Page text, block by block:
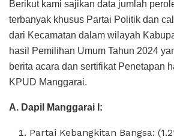
Berikut kami sajikan data jumlah
terbanyak khusus Partai Politik dan
dari Kecamatan dalam wilayah
hasil Pemilihan Umum Tahun 2024
berita acara dan sertifikat Penetapan
KPUD Manggarai.
A. Dapil Manggarai I:
Partai Kebangkitan Bangsa: